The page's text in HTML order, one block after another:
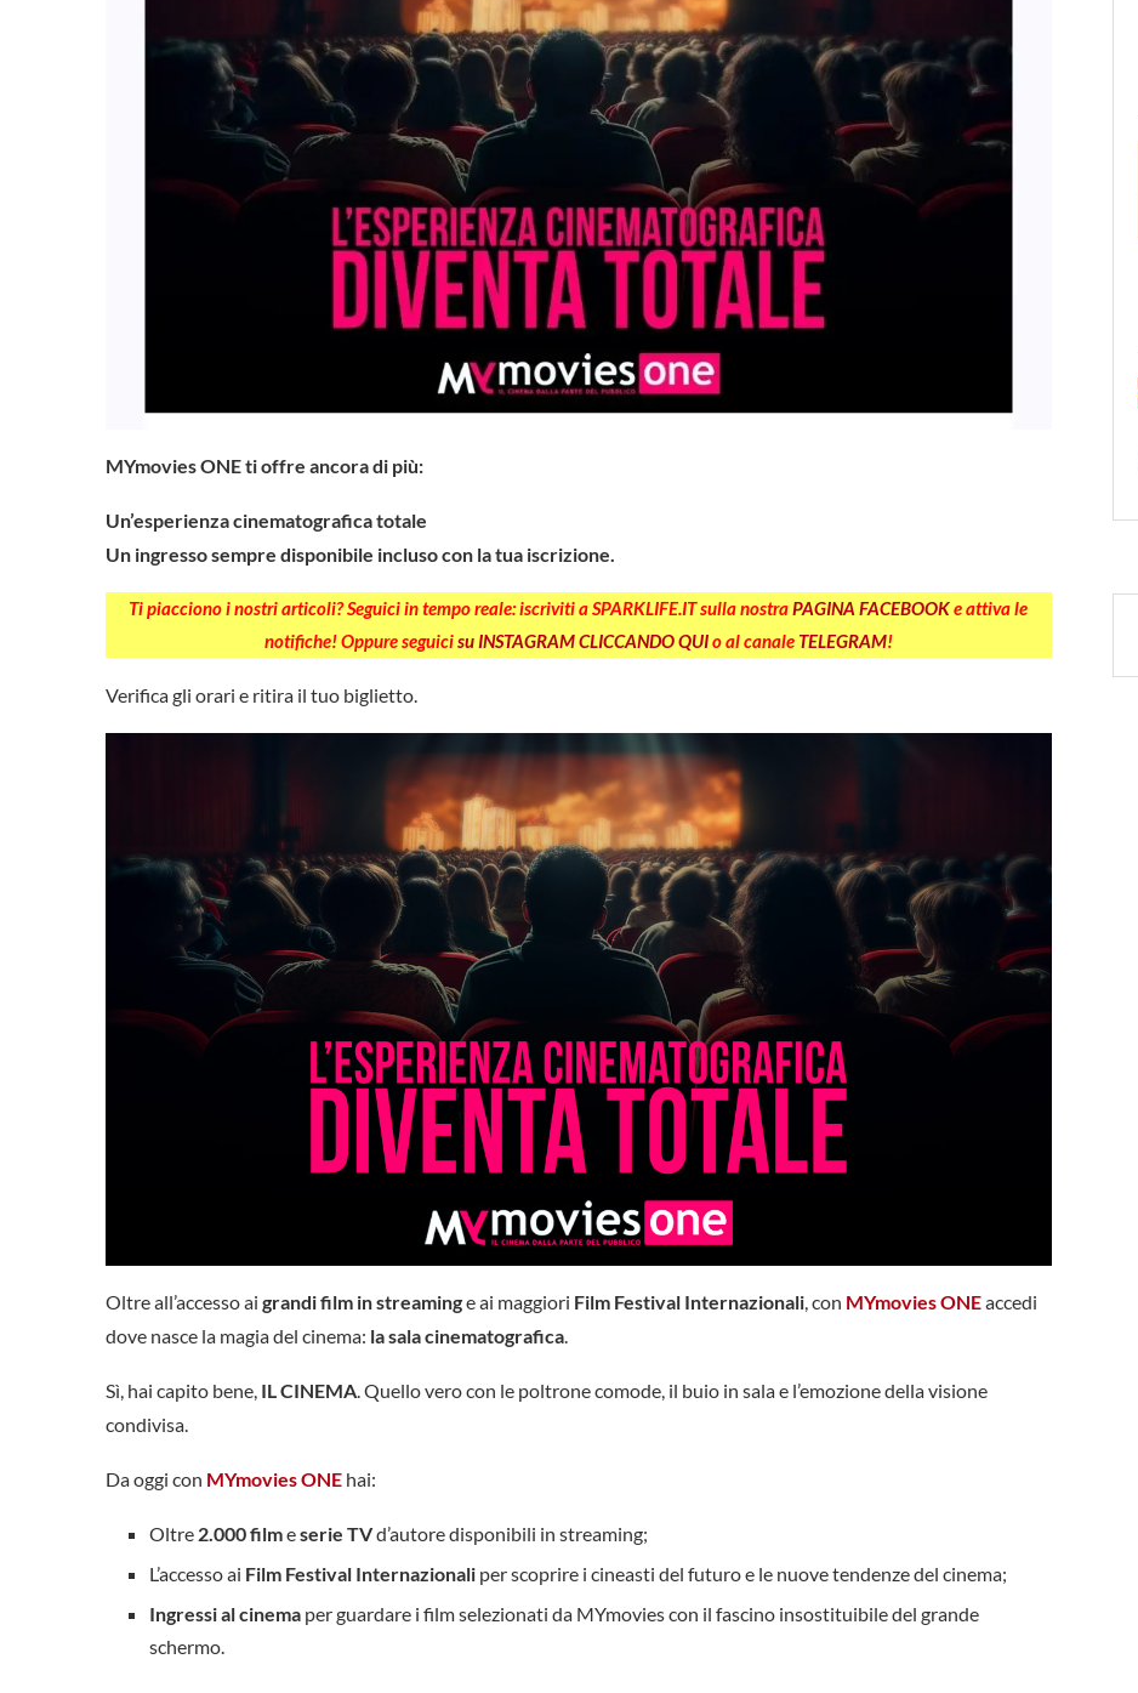
MYmovies ONE ti offre ancora di più:
Un’esperienza cinematografica totale
Un ingresso sempre disponibile incluso con la tua iscrizione.
Ti piacciono i nostri articoli? Seguici in tempo reale: iscriviti a SPARKLIFE.IT sulla nostraPAGINA FACEBOOKe attiva le
notifiche! Oppure seguicisu INSTAGRAM CLICCANDO QUIo al canale TELEGRAM!
Verifica gli orari e ritira il tuo biglietto.
Oltre all’accesso ai grandi film in streaminge ai maggiori Film Festival Internazionali , con MYmovies ONEaccedi
dove nasce la magia del cinema: la sala cinematografica
Sì, hai capito bene, IL CINEMA . Quello vero con le poltrone comode, il buio in sala e l’emozione della visione
condivisa.
Da oggi con MYmovies ONE hai:
Oltre 2.000 filmeserie TVd’autore disponibili in streaming;
L’accesso ai Film Festival Internazionali per scoprire i cineasti del futuro e le nuove tendenze del cinema;
Ingressi al cinema per guardare i film selezionati da MYmovies con il fascino insostituibile del grande
schermo.